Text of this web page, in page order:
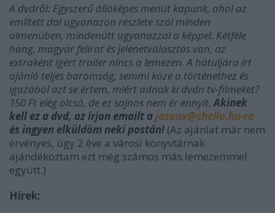
A dvdről: Egyszerű állóképes menüt kapunk, ahol az
említett dal ugyanazon részlete szól minden
almenüben, mindenütt ugyanazzal a képpel. Kétféle
hang, magyar felirat és jelenetválasztás van, az
extraként ígért trailer nincs a lemezen. A hátuljára írt
ajánló teljes baromság, semmi köze a történethez és
igazából azt se értem, miért adnak ki dvdn tv-filmeket?
150 Ft elég olcsó, de ez sajnos nem ér ennyit.Akinek
kell ez a dvd, az írjon emailt ajasonx@chello.hu-ra
és ingyen elküldöm neki postán! (Az ajánlat már nem
érvényes, úgy 2 éve a városi könyvtárnak
ajándékoztam ezt még számos más lemezemmel
együtt.)
Hírek: